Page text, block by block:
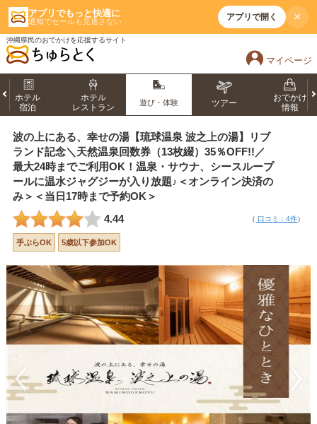
アプリでもっと快適に
通知でセールも見逃さない アプリで開く ×
沖縄県民のおでかけを応援するサイト
マイページ
ホテル
宿泊
ホテル
レストラン
遊び・体験 ツアー
おでかけ
情報
波の上にある、幸せの湯【琉球温泉 波之上の湯】リブ
ランド記念＼天然温泉回数券（13枚綴）35％OFF!!／
最大24時までご利用OK！温泉・サウナ、シースループ
ールに温水ジャグジーが入り放題♪＜オンライン決済の
み＞＜当日17時まで予約OK＞
4.44
（ 口コミ：4件）
手ぶらOK 5歳以下参加OK